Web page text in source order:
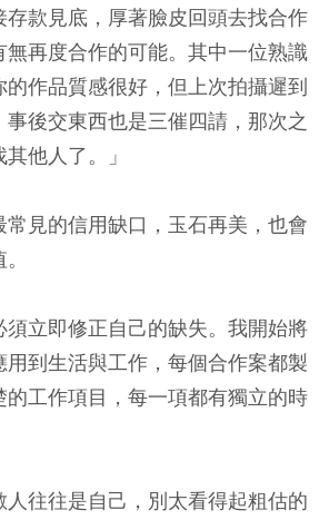
款見底，厚著臉皮回頭去找合作
再度合作的可能。其中一位熟識
的作品質感很好，但上次拍攝遲到
後交東西也是三催四請，那次之
他人了。」
常見的信用缺口，玉石再美，也會
須立即修正自己的缺失。我開始將
到生活與工作，每個合作案都製
的工作項目，每一項都有獨立的時
人往往是自己，別太看得起粗估的